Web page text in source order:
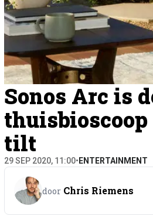
Sonos Arc is
tilt
29 SEP 2020, 11:00• ENTERTAINMENT
door Chris Riemens